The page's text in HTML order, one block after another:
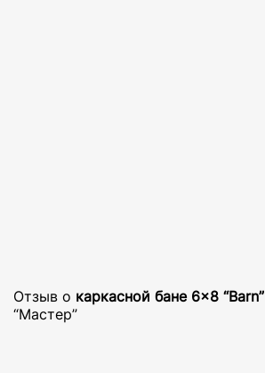
Отзыв о каркасной бане 6×8 “Barn”
“Мастер”